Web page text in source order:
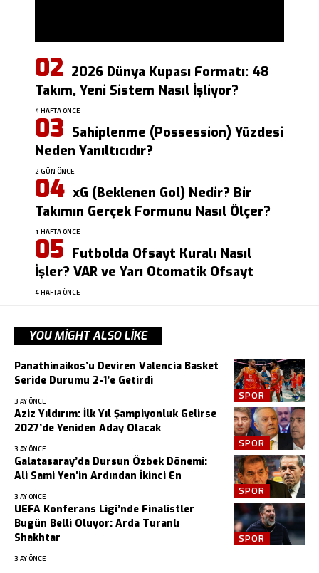
2026 Dünya Kupası Formatı: 48
Takım, Yeni Sistem Nasıl İşliyor?
4 HAFTA ÖNCE
Sahiplenme (Possession) Yüzdesi
Neden Yanıltıcıdır?
2 GÜN ÖNCE
xG (Beklenen Gol) Nedir? Bir
Takımın Gerçek Formunu Nasıl Ölçer?
1 HAFTA ÖNCE
Futbolda Ofsayt Kuralı Nasıl
İşler? VAR ve Yarı Otomatik Ofsayt
4 HAFTA ÖNCE
YOU MIGHT ALSO LIKE
SPOR
Panathinaikos’u Deviren Valencia Basket
Seride Durumu 2-1’e Getirdi
3 AY ÖNCE
SPOR
Aziz Yıldırım: İlk Yıl Şampiyonluk Gelirse
2027’de Yeniden Aday Olacak
3 AY ÖNCE
SPOR
Galatasaray’da Dursun Özbek Dönemi:
Ali Sami Yen’in Ardından İkinci En
3 AY ÖNCE
SPOR
UEFA Konferans Ligi’nde Finalistler
Bugün Belli Oluyor: Arda Turanlı
Shakhtar
3 AY ÖNCE